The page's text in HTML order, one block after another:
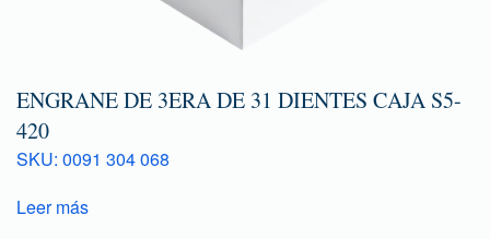
ENGRANE DE 3ERA DE 31 DIENTES CAJA S5-
420
SKU: 0091 304 068
Leer más